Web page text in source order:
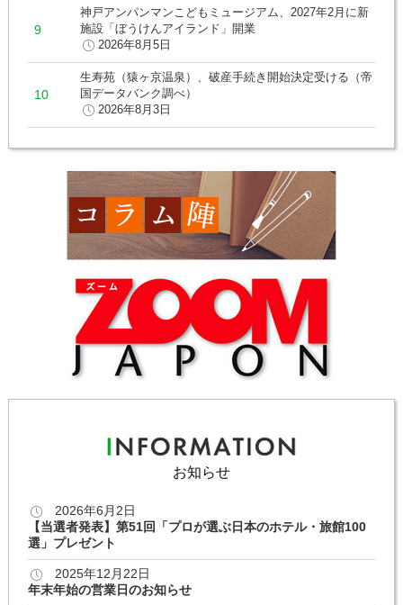
神戸アンパンマンこどもミュージアム、2027年2月に新
施設「ぼうけんアイランド」開業
2026年8月5日
生寿苑（猿ヶ京温泉）、破産手続き開始決定受ける（帝
国データバンク調べ）
2026年8月3日
お知らせ
2026年6月2日
【当選者発表】第51回「プロが選ぶ日本のホテル・旅館100
選」プレゼント
2025年12月22日
年末年始の営業日のお知らせ